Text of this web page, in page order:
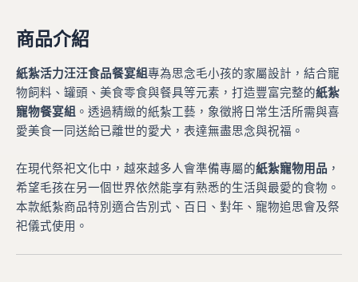
商品介紹
紙紮活力汪汪食品餐宴組專為思念毛小孩的家屬設計，結合寵
物飼料、罐頭、美食零食與餐具等元素，打造豐富完整的紙紮
寵物餐宴組 。透過精緻的紙紮工藝，象徵將日常生活所需與喜
愛美食一同送給已離世的愛犬，表達無盡思念與祝福。
在現代祭祀文化中，越來越多人會準備專屬的紙紮寵物用品 ，
希望毛孩在另一個世界依然能享有熟悉的生活與最愛的食物。
本款紙紮商品特別適合告別式、百日、對年、寵物追思會及祭
祀儀式使用。